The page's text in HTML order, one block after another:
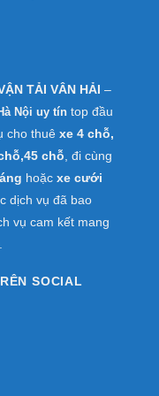
TẢI VÂN HẢI –
Nội uy tín top đầu
cho thuê xe 4 chỗ,
chỗ , đi cùng
hoặc xe cưới
dịch vụ đã bao
vụ cam kết mang
SOCIAL